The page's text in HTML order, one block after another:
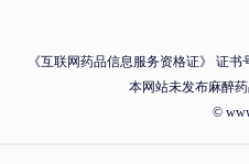
《互联网药品信息服务资格证》 证书
本网站未发布麻醉
©